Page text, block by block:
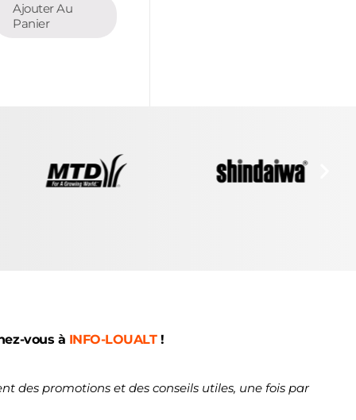
Ajouter Au
Panier
vous à INFO-LOUALT !
des promotions et des conseils utiles, une fois par